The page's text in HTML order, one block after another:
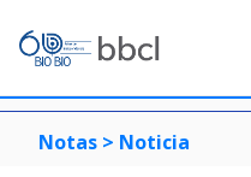
Notas > Noticia